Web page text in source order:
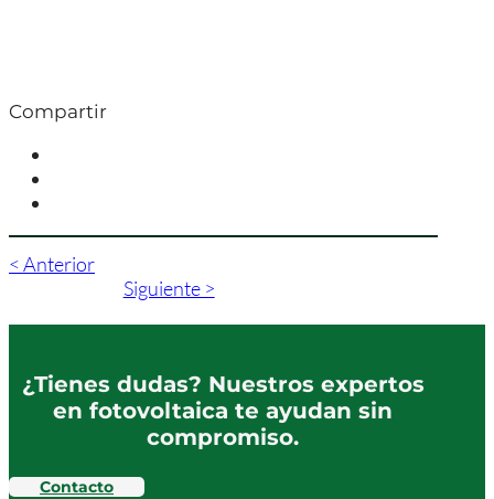
Compartir
< Anterior
Siguiente >
¿Tienes dudas? Nuestros expertos
en fotovoltaica te ayudan sin
compromiso.
Contacto